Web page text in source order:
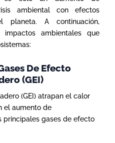
ambiental con efectos
planeta. A continuación,
impactos ambientales que
De Efecto
(GEI)
(GEI) atrapan el calor
el aumento de
principales gases de efecto